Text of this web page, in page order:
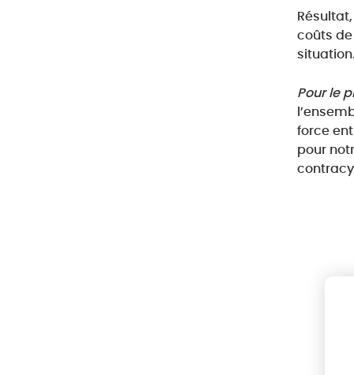
coûts
situation.
Pour le
force
pour